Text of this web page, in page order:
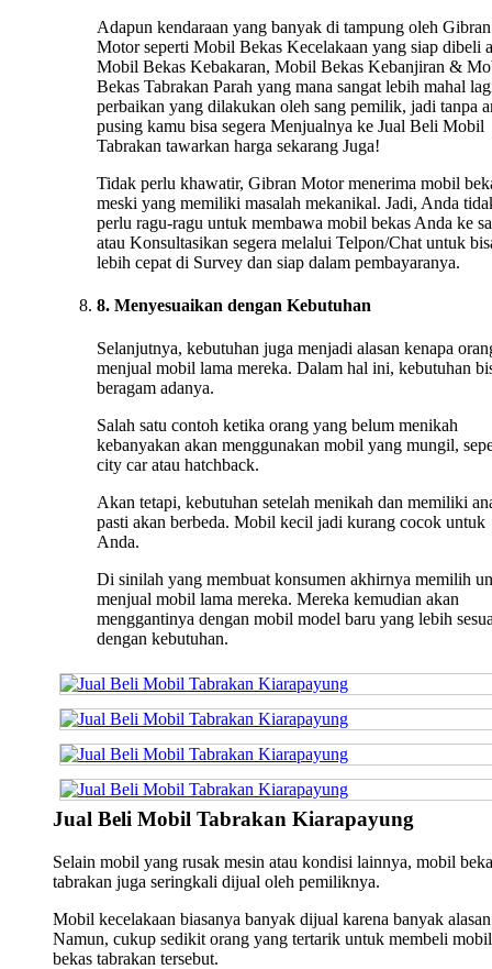
Adapun kendaraan yang banyak di tampung oleh Gibran
Motor seperti Mobil Bekas Kecelakaan yang siap dibeli
Mobil Bekas Kebakaran, Mobil Bekas Kebanjiran &
Bekas Tabrakan Parah yang mana sangat lebih mahal
perbaikan yang dilakukan oleh sang pemilik, jadi tanpa
pusing kamu bisa segera Menjualnya ke Jual Beli Mobil
Tabrakan tawarkan harga sekarang Juga!
Tidak perlu khawatir, Gibran Motor menerima mobil
meski yang memiliki masalah mekanikal. Jadi, Anda
perlu ragu-ragu untuk membawa mobil bekas Anda ke
atau Konsultasikan segera melalui Telpon/Chat untuk
lebih cepat di Survey dan siap dalam pembayaranya.
8. Menyesuaikan dengan Kebutuhan
Selanjutnya, kebutuhan juga menjadi alasan kenapa
menjual mobil lama mereka. Dalam hal ini, kebutuhan
beragam adanya.
Salah satu contoh ketika orang yang belum menikah
kebanyakan akan menggunakan mobil yang mungil,
city car atau hatchback.
Akan tetapi, kebutuhan setelah menikah dan memiliki
pasti akan berbeda. Mobil kecil jadi kurang cocok untuk
Anda.
Di sinilah yang membuat konsumen akhirnya memilih
menjual mobil lama mereka. Mereka kemudian akan
menggantinya dengan mobil model baru yang lebih
dengan kebutuhan.
Jual Beli Mobil Tabrakan Kiarapayung
Selain mobil yang rusak mesin atau kondisi lainnya, mobil
tabrakan juga seringkali dijual oleh pemiliknya.
Mobil kecelakaan biasanya banyak dijual karena banyak
Namun, cukup sedikit orang yang tertarik untuk membeli mobil
bekas tabrakan tersebut.